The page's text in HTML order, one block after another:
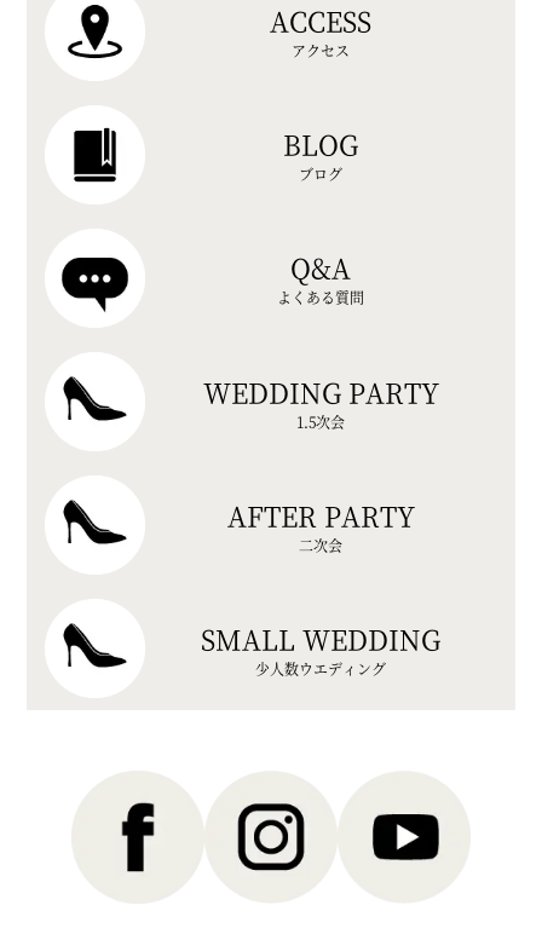
ACCESS
アクセス
BLOG
ブログ
Q&A
よくある質問
WEDDING PARTY
1.5次会
AFTER PARTY
二次会
SMALL WEDDING
少人数ウエディング